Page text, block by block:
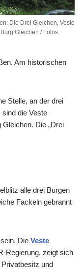
Die Drei Gleichen, Veste
Gleichen / Fotos:
Am historischen
Stelle, an der drei
die Veste
Die „Drei
alle drei Burgen
Fackeln gebrannt
Die Veste
Regierung, zeigt sich
und